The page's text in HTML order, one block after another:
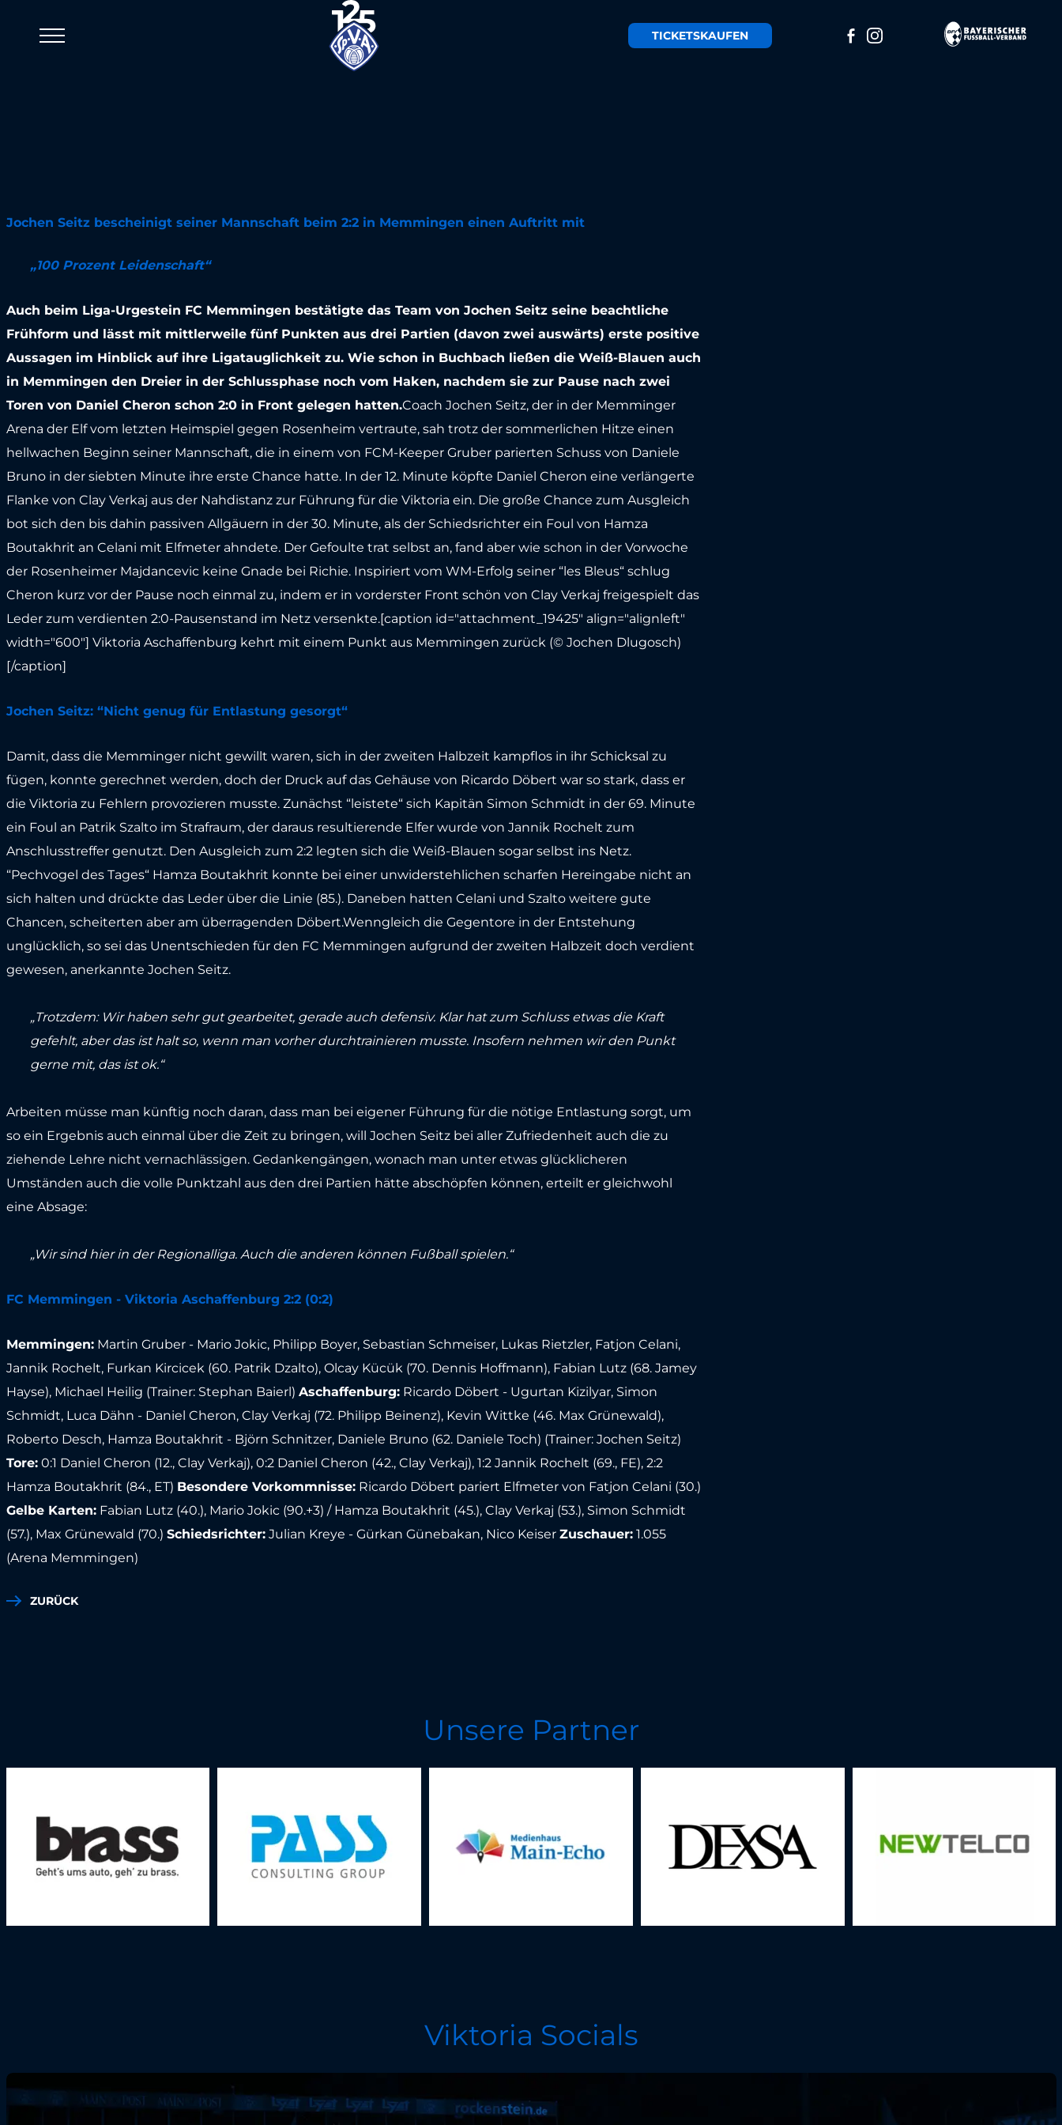
TICKETSKAUFEN
25. Juli 2018
Jochen Seitz bescheinigt seiner Mannschaft beim 2:2 in Memmingen einen Auftritt mit
„100 Prozent Leidenschaft“
Auch beim Liga-Urgestein FC Memmingen bestätigte das Team von Jochen Seitz seine beachtliche
Frühform und lässt mit mittlerweile fünf Punkten aus drei Partien (davon zwei auswärts) erste positive
Aussagen im Hinblick auf ihre Ligatauglichkeit zu. Wie schon in Buchbach ließen die Weiß-Blauen auch
in Memmingen den Dreier in der Schlussphase noch vom Haken, nachdem sie zur Pause nach zwei
Toren von Daniel Cheron schon 2:0 in Front gelegen hatten.Coach Jochen Seitz, der in der Memminger
Arena der Elf vom letzten Heimspiel gegen Rosenheim vertraute, sah trotz der sommerlichen Hitze einen
hellwachen Beginn seiner Mannschaft, die in einem von FCM-Keeper Gruber parierten Schuss von Daniele
Bruno in der siebten Minute ihre erste Chance hatte. In der 12. Minute köpfte Daniel Cheron eine verlängerte
Flanke von Clay Verkaj aus der Nahdistanz zur Führung für die Viktoria ein. Die große Chance zum Ausgleich
bot sich den bis dahin passiven Allgäuern in der 30. Minute, als der Schiedsrichter ein Foul von Hamza
Boutakhrit an Celani mit Elfmeter ahndete. Der Gefoulte trat selbst an, fand aber wie schon in der Vorwoche
der Rosenheimer Majdancevic keine Gnade bei Richie. Inspiriert vom WM-Erfolg seiner “les Bleus“ schlug
Cheron kurz vor der Pause noch einmal zu, indem er in vorderster Front schön von Clay Verkaj freigespielt das
Leder zum verdienten 2:0-Pausenstand im Netz versenkte.[caption id="attachment_19425" align="alignleft"
width="600"] Viktoria Aschaffenburg kehrt mit einem Punkt aus Memmingen zurück (© Jochen Dlugosch)
[/caption]
Jochen Seitz: “Nicht genug für Entlastung gesorgt“
Damit, dass die Memminger nicht gewillt waren, sich in der zweiten Halbzeit kampflos in ihr Schicksal zu
fügen, konnte gerechnet werden, doch der Druck auf das Gehäuse von Ricardo Döbert war so stark, dass er
die Viktoria zu Fehlern provozieren musste. Zunächst “leistete“ sich Kapitän Simon Schmidt in der 69. Minute
ein Foul an Patrik Szalto im Strafraum, der daraus resultierende Elfer wurde von Jannik Rochelt zum
Anschlusstreffer genutzt. Den Ausgleich zum 2:2 legten sich die Weiß-Blauen sogar selbst ins Netz.
“Pechvogel des Tages“ Hamza Boutakhrit konnte bei einer unwiderstehlichen scharfen Hereingabe nicht an
sich halten und drückte das Leder über die Linie (85.). Daneben hatten Celani und Szalto weitere gute
Chancen, scheiterten aber am überragenden Döbert.Wenngleich die Gegentore in der Entstehung
unglücklich, so sei das Unentschieden für den FC Memmingen aufgrund der zweiten Halbzeit doch verdient
gewesen, anerkannte Jochen Seitz.
„Trotzdem: Wir haben sehr gut gearbeitet, gerade auch defensiv. Klar hat zum Schluss etwas die Kraft
gefehlt, aber das ist halt so, wenn man vorher durchtrainieren musste. Insofern nehmen wir den Punkt
gerne mit, das ist ok.“
Arbeiten müsse man künftig noch daran, dass man bei eigener Führung für die nötige Entlastung sorgt, um
so ein Ergebnis auch einmal über die Zeit zu bringen, will Jochen Seitz bei aller Zufriedenheit auch die zu
ziehende Lehre nicht vernachlässigen. Gedankengängen, wonach man unter etwas glücklicheren
Umständen auch die volle Punktzahl aus den drei Partien hätte abschöpfen können, erteilt er gleichwohl
eine Absage:
„Wir sind hier in der Regionalliga. Auch die anderen können Fußball spielen.“
FC Memmingen - Viktoria Aschaffenburg 2:2 (0:2)
Memmingen:Martin Gruber - Mario Jokic, Philipp Boyer, Sebastian Schmeiser, Lukas Rietzler, Fatjon Celani,
Jannik Rochelt, Furkan Kircicek (60. Patrik Dzalto), Olcay Kücük (70. Dennis Hoffmann), Fabian Lutz (68. Jamey
Hayse), Michael Heilig (Trainer: Stephan Baierl) Aschaffenburg:Ricardo Döbert - Ugurtan Kizilyar, Simon
Schmidt, Luca Dähn - Daniel Cheron, Clay Verkaj (72. Philipp Beinenz), Kevin Wittke (46. Max Grünewald),
Roberto Desch, Hamza Boutakhrit - Björn Schnitzer, Daniele Bruno (62. Daniele Toch) (Trainer: Jochen Seitz)
Tore:0:1 Daniel Cheron (12., Clay Verkaj), 0:2 Daniel Cheron (42., Clay Verkaj), 1:2 Jannik Rochelt (69., FE), 2:2
Hamza Boutakhrit (84., ET) Besondere Vorkommnisse:Ricardo Döbert pariert Elfmeter von Fatjon Celani (30.)
Gelbe Karten:Fabian Lutz (40.), Mario Jokic (90.+3) / Hamza Boutakhrit (45.), Clay Verkaj (53.), Simon Schmidt
(57.), Max Grünewald (70.) Schiedsrichter:Julian Kreye - Gürkan Günebakan, Nico Keiser Zuschauer:1.055
(Arena Memmingen)
ZURÜCK
Unsere Partner
Viktoria Socials